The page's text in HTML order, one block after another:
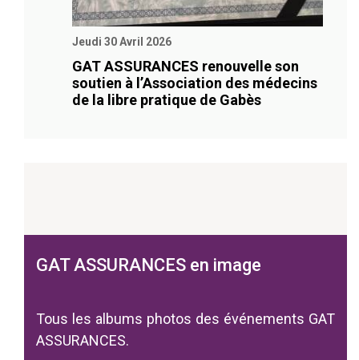
Jeudi 30 Avril 2026
GAT ASSURANCES renouvelle son
soutien à l’Association des médecins
de la libre pratique de Gabès
GAT ASSURANCES en image
Tous les albums photos des événements GAT
ASSURANCES.